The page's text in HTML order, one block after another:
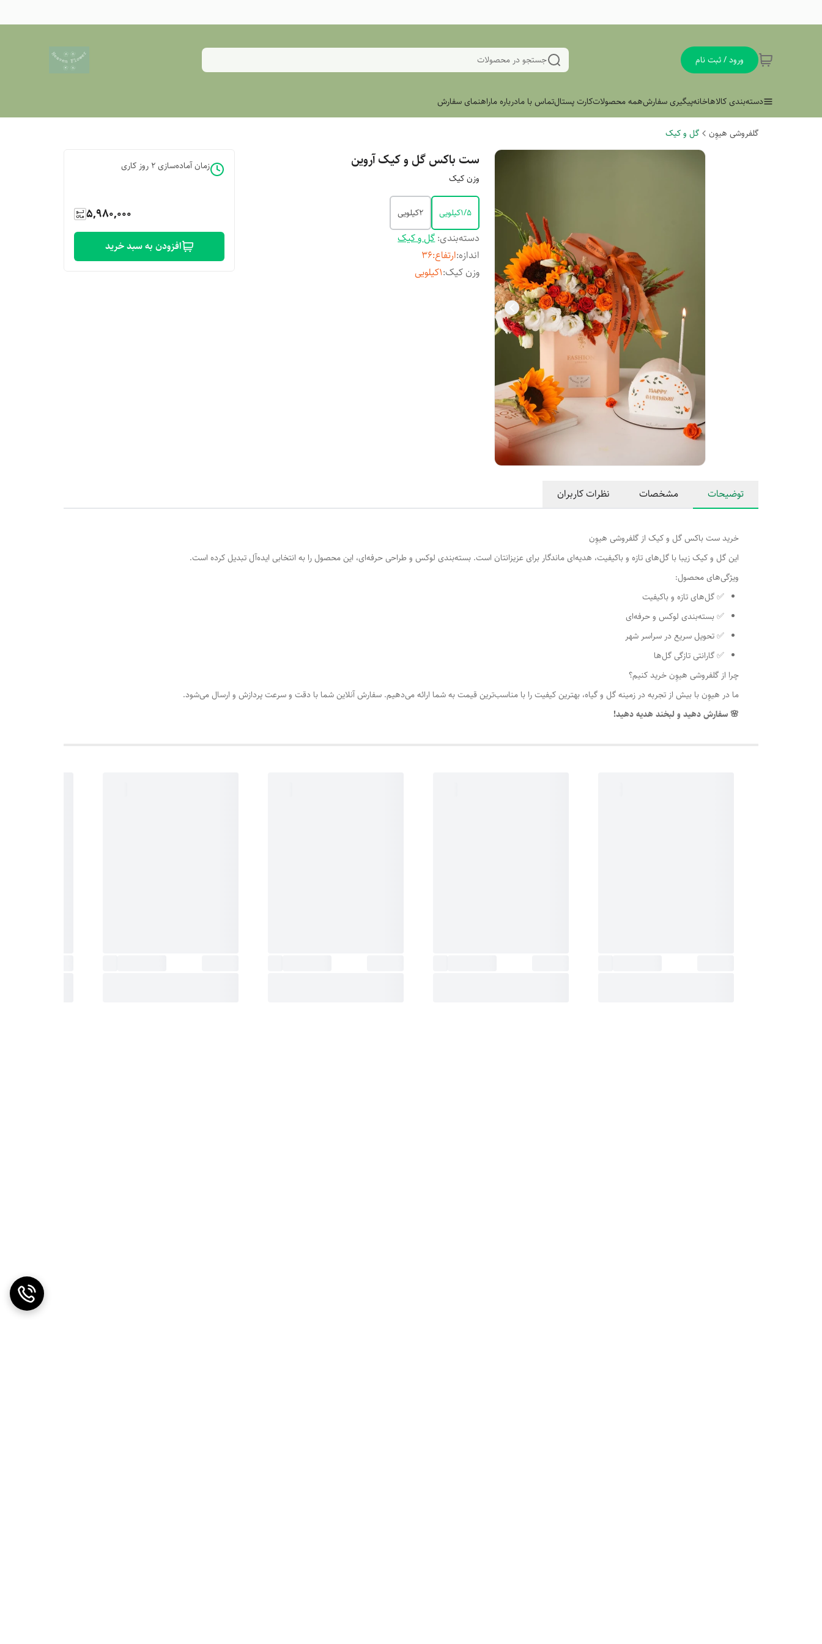
ورود / ثبت نام جستجو در محصولات
دسته‌بندی کالاهاخانهپیگیری سفارشهمه محصولاتکارت پستالتماس با مادرباره ماراهنمای سفارش
گلفروشی هیوِن گل و کیک
ست باکس گل و کیک آروین
وزن کیک
۱/۵کیلویی ۲کیلویی
دسته‌بندی:گل و کیک
اندازه:ارتفاع:۳۶
وزن کیک:۱کیلویی
زمان آماده‌سازی2 روز کاری
5,980,000
افزودن به سبد خرید
توضیحات مشخصات نظرات کاربران
خرید ست باکس گل و کیک از گلفروشی هیوِن
این گل و کیک زیبا با گل‌های تازه و باکیفیت، هدیه‌ای ماندگار برای عزیزانتان است. بسته‌بندی لوکس و طراحی حرفه‌ای، این محصول را به انتخابی ایده‌آل تبدیل کرده است.
ویژگی‌های محصول:
✅ گل‌های تازه و باکیفیت
✅ بسته‌بندی لوکس و حرفه‌ای
✅ تحویل سریع در سراسر شهر
✅ گارانتی تازگی گل‌ها
چرا از گلفروشی هیوِن خرید کنیم؟
ما در هیوِن با بیش از تجربه در زمینه گل و گیاه، بهترین کیفیت را با مناسب‌ترین قیمت به شما ارائه می‌دهیم. سفارش آنلاین شما با دقت و سرعت پردازش و ارسال می‌شود.
🌸 سفارش دهید و لبخند هدیه دهید!